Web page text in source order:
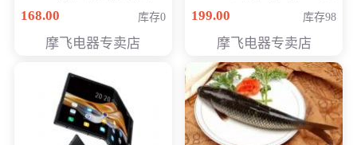
享价138元
168.00 库存0
摩飞电器专卖店
199.00
库存98
摩飞电器专卖店